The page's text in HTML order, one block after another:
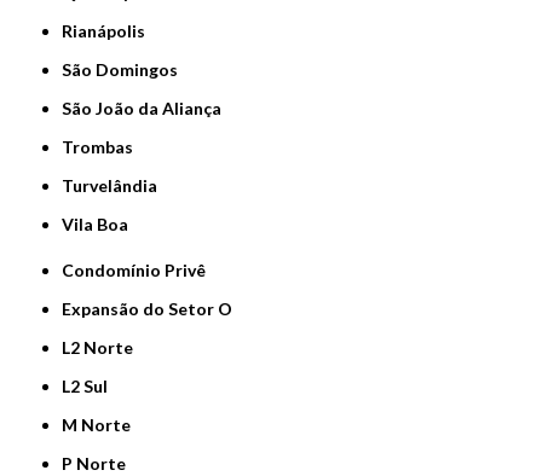
Rianápolis
São Domingos
São João da Aliança
Trombas
Turvelândia
Vila Boa
Condomínio Privê
Expansão do Setor O
L2 Norte
L2 Sul
M Norte
P Norte